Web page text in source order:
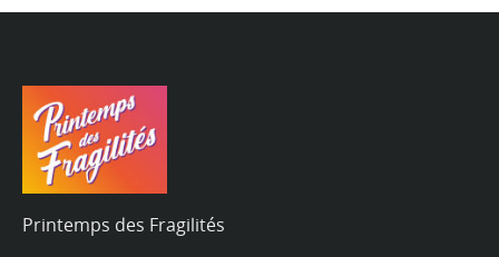
Printemps des Fragilités